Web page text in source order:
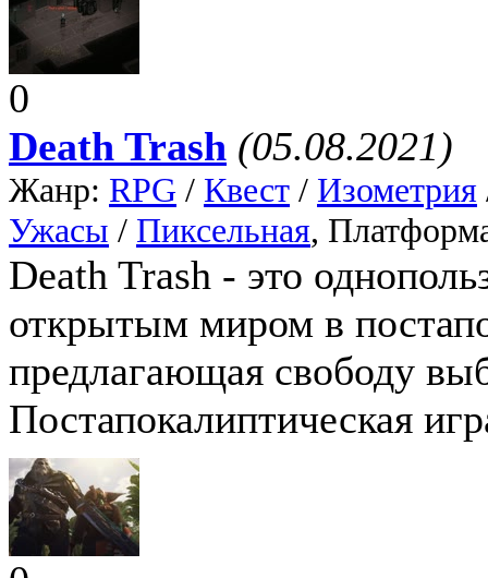
0
Death Trash (05.08.2021)
Жанр: RPG / Квест / Изометрия
Ужасы / Пиксельная,
Death Trash - это
открытым миром в
предлагающая свободу
Постапокалиптическая